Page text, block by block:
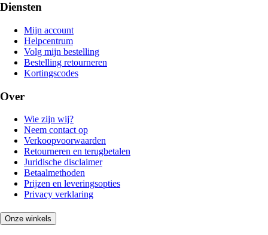
Diensten
Mijn account
Helpcentrum
Volg mijn bestelling
Bestelling retourneren
Kortingscodes
Over
Wie zijn wij?
Neem contact op
Verkoopvoorwaarden
Retourneren en terugbetalen
Juridische disclaimer
Betaalmethoden
Prijzen en leveringsopties
Privacy verklaring
Onze winkels